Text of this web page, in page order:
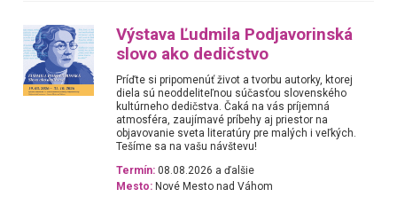
Výstava Ľudmila Podjavorinská
slovo ako dedičstvo
Príďte si pripomenúť život a tvorbu autorky, ktorej
diela sú neoddeliteľnou súčasťou slovenského
kultúrneho dedičstva. Čaká na vás príjemná
atmosféra, zaujímavé príbehy aj priestor na
objavovanie sveta literatúry pre malých i veľkých.
Tešíme sa na vašu návštevu!
Termín: 08.08.2026 a ďalšie
Mesto: Nové Mesto nad Váhom